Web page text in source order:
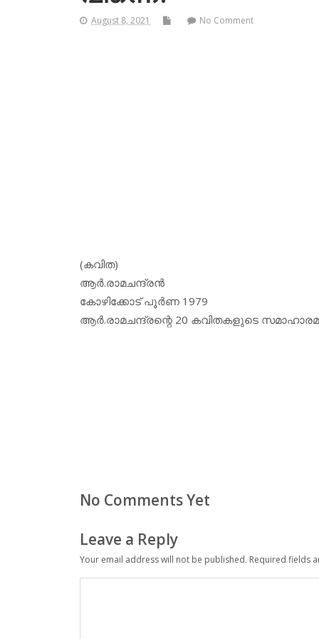
August 8, 2021 No Comment
(കവിത)
ആര്‍.രാമചന്ദ്രന്‍
കോഴിക്കോട് പൂര്‍ണ 1979
ആര്‍.രാമചന്ദ്രന്റെ 20 കവിതകളുടെ
No Comments Yet
Leave a Reply
Your email address will not be published. Required fields